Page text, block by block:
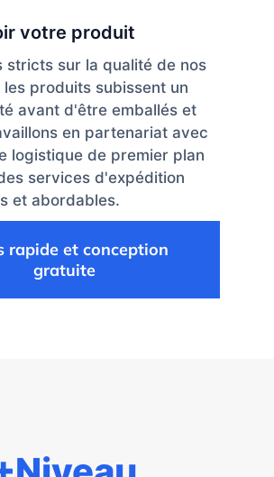
votre produit
stricts sur la qualité de nos
produits subissent un
avant d'être emballés et
en partenariat avec
logistique de premier plan
services d'expédition
et abordables.
rapide et conception
gratuite